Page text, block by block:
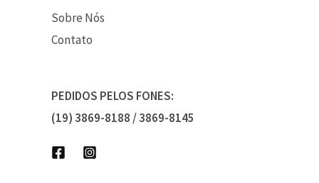
Sobre Nós
Contato
PEDIDOS PELOS FONES:
(19) 3869-8188 / 3869-8145